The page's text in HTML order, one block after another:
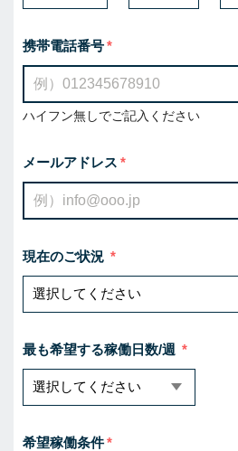
携帯電話番号
ハイフン無しでご記入ください
メールアドレス
現在のご状況
最も希望する稼働日数/週
希望稼働条件